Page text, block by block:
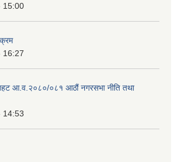
15:00
16:27
आ.व.२०८०/०८१ आठौं नगरसभा नीति तथा
14:53